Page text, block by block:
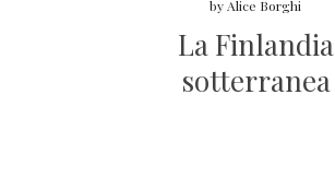
byAlice Borghi
La Finlandia
sotterranea